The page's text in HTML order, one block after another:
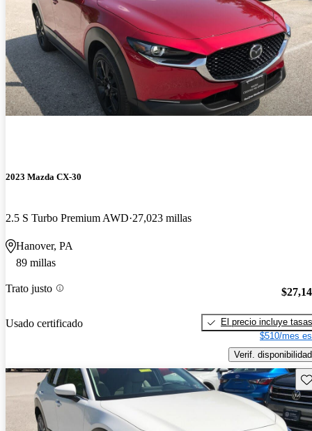
2023 Mazda CX-30
2.5 S Turbo Premium AWD 27,023 millas
Hanover, PA
89 millas
Trato justo
Usado certificado
El precio incluye tasas
$510/mes
Verif. disponibilidad